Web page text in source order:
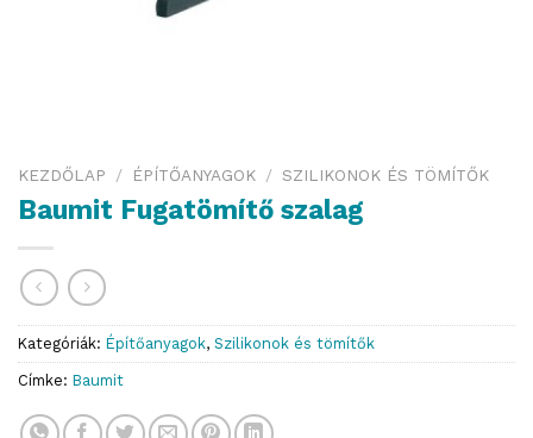
KEZDŐLAP / ÉPÍTŐANYAGOK / SZILIKONOK ÉS TÖMÍTŐK
Baumit Fugatömítő szalag
Kategóriák: Építőanyagok, Szilikonok és tömítők
Címke: Baumit